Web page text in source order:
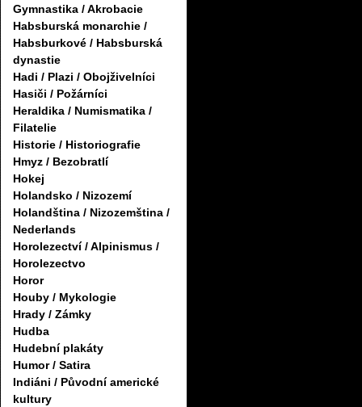
Gymnastika / Akrobacie
Habsburská monarchie /
Habsburkové / Habsburská
dynastie
Hadi / Plazi / Obojživelníci
Hasiči / Požárníci
Heraldika / Numismatika /
Filatelie
Historie / Historiografie
Hmyz / Bezobratlí
Hokej
Holandsko / Nizozemí
Holandština / Nizozemština /
Nederlands
Horolezectví / Alpinismus /
Horolezectvo
Horor
Houby / Mykologie
Hrady / Zámky
Hudba
Hudební plakáty
Humor / Satira
Indiáni / Původní americké
kultury